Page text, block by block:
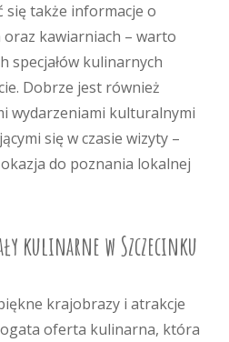
się także informacje o
kawiarniach – warto
specjałów kulinarnych
Dobrze jest również
wydarzeniami kulturalnymi
się w czasie wizyty –
do poznania lokalnej
kulinarne w Szczecinku
krajobrazy i atrakcje
oferta kulinarna, która